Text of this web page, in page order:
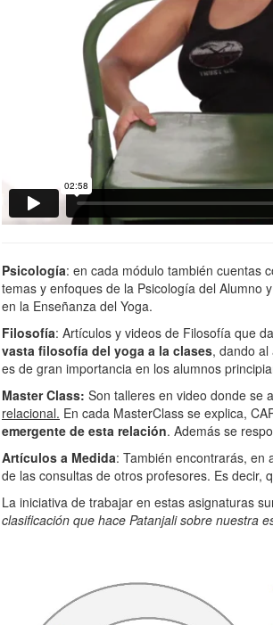
Psicología: en cada módulo también cuentas
temas y enfoques de la Psicología del Alumno
en la Enseñanza del Yoga.
Filosofía: Artículos y videos de Filosofía que
vasta filosofía del yoga a la clases, dando
es de gran importancia en los alumnos
Master Class: Son talleres en video donde se
relacional. En cada MasterClass se explica,
emergente de esta relación. Además se
Artículos a Medida: También encontrarás, en
de las consultas de otros profesores. Es decir,
La iniciativa de trabajar en estas asignaturas
clasificación que hace Patanjali sobre nuestra